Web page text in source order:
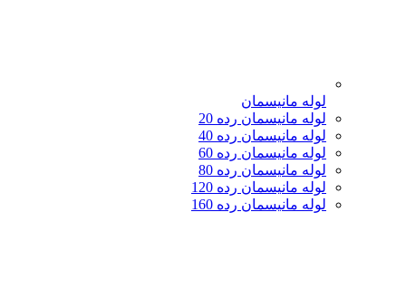
لوله مانیسمان
لوله مانیسمان رده 20
لوله مانیسمان رده 40
لوله مانیسمان رده 60
لوله مانیسمان رده 80
لوله مانیسمان رده 120
لوله مانیسمان رده 160